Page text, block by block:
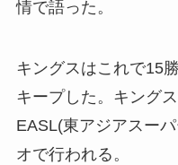
情で語った。
キングスはこれで15
キープした。キング
EASL(東アジアスー
オで行われる。